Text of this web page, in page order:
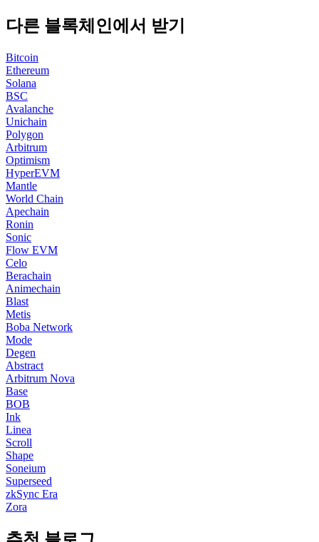
다른 블록체인에서 받기
Bitcoin
Ethereum
Solana
BSC
Avalanche
Unichain
Polygon
Arbitrum
Optimism
HyperEVM
Mantle
World Chain
Apechain
Ronin
Sonic
Flow EVM
Celo
Berachain
Animechain
Blast
Metis
Boba Network
Mode
Degen
Abstract
Arbitrum Nova
Base
BOB
Ink
Linea
Scroll
Shape
Soneium
Superseed
zkSync Era
Zora